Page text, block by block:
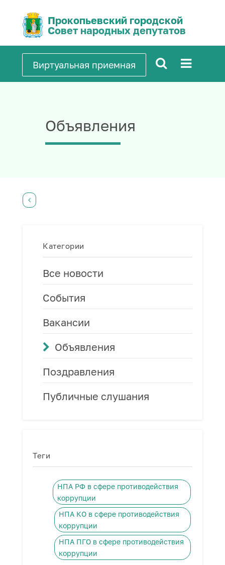
Прокопьевский городской
Совет народных депутатов
Виртуальная приемная
Объявления
Категории
Все новости
События
Вакансии
Объявления
Поздравления
Публичные слушания
Теги
НПА РФ в сфере противодействия
коррупции
НПА КО в сфере противодействия
коррупции
НПА ПГО в сфере противодействия
коррупции